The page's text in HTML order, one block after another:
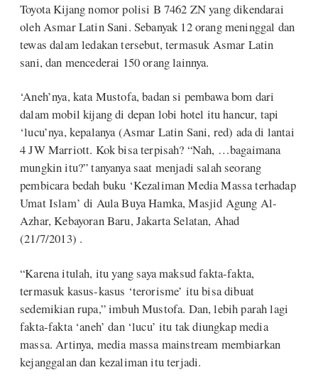
Toyota Kijang nomor polisi B 7462 ZN yang dikendarai
oleh Asmar Latin Sani. Sebanyak 12 orang meninggal dan
tewas dalam ledakan tersebut, termasuk Asmar Latin
sani, dan mencederai 150 orang lainnya.
‘Aneh’nya, kata Mustofa, badan si pembawa bom dari
dalam mobil kijang di depan lobi hotel itu hancur, tapi
‘lucu’nya, kepalanya (Asmar Latin Sani, red) ada di lantai
4 JW Marriott. Kok bisa terpisah? “Nah, …bagaimana
mungkin itu?” tanyanya saat menjadi salah seorang
pembicara bedah buku ‘Kezaliman Media Massa terhadap
Umat Islam’ di Aula Buya Hamka, Masjid Agung Al-
Azhar, Kebayoran Baru, Jakarta Selatan, Ahad
(21/7/2013) .
“Karena itulah, itu yang saya maksud fakta-fakta,
termasuk kasus-kasus ‘terorisme’ itu bisa dibuat
sedemikian rupa,” imbuh Mustofa. Dan, lebih parah lagi
fakta-fakta ‘aneh’ dan ‘lucu’ itu tak diungkap media
massa. Artinya, media massa mainstream membiarkan
kejanggalan dan kezaliman itu terjadi.